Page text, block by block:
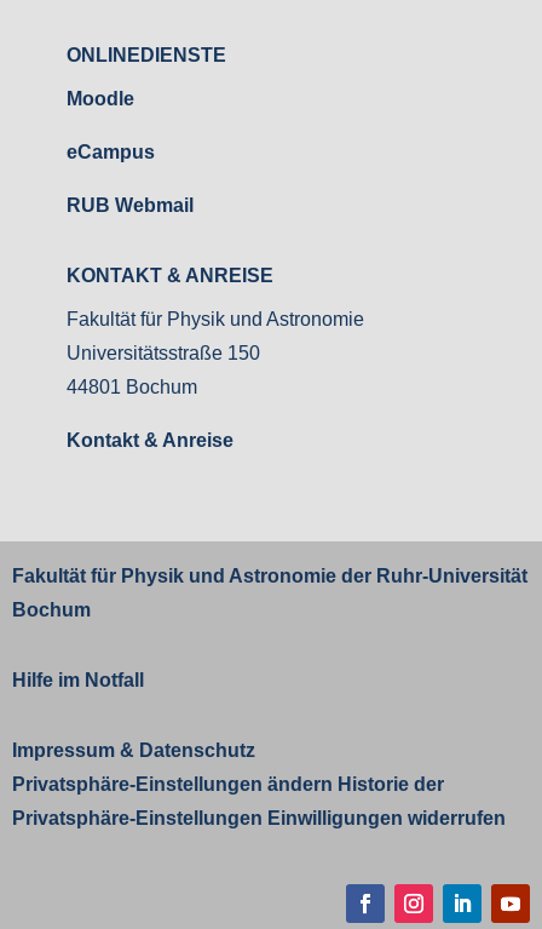
ONLINEDIENSTE
Moodle
eCampus
RUB Webmail
KONTAKT & ANREISE
Fakultät für Physik und Astronomie
Universitätsstraße 150
44801 Bochum
Kontakt & Anreise
Fakultät für Physik und Astronomie der Ruhr-Universität
Bochum
Hilfe im Notfall
Impressum & Datenschutz
Privatsphäre-Einstellungen ändern Historie der
Privatsphäre-Einstellungen Einwilligungen widerrufen